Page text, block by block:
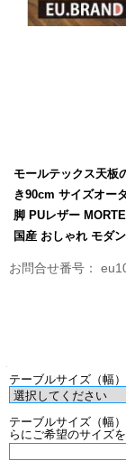
モールテックス天板
き90cm サイズオー
脚 PUレザー
国産 おしゃれ モダ
テーブルサイズ（幅）
テーブルサイズ（幅
らにご希望のサイズ